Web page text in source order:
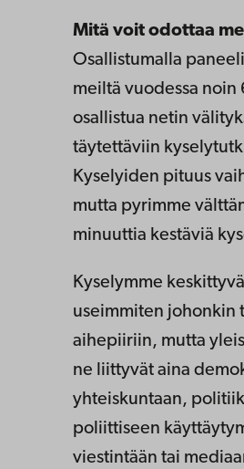
Mitä voit odottaa
Osallistumalla
meiltä vuodessa noin
osallistua netin
täytettäviin
Kyselyiden pituus
mutta pyrimme
minuuttia kestäviä
Kyselymme
useimmiten johonkin
aihepiiriin, mutta
ne liittyvät aina
yhteiskuntaan,
poliittiseen
viestintään tai